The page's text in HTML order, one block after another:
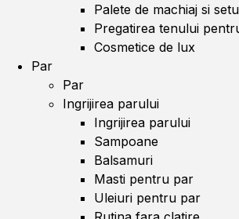
Palete de machiaj si
Pregatirea tenului
Cosmetice de lux
Par
Par
Ingrijirea parului
Ingrijirea parului
Sampoane
Balsamuri
Masti pentru par
Uleiuri pentru par